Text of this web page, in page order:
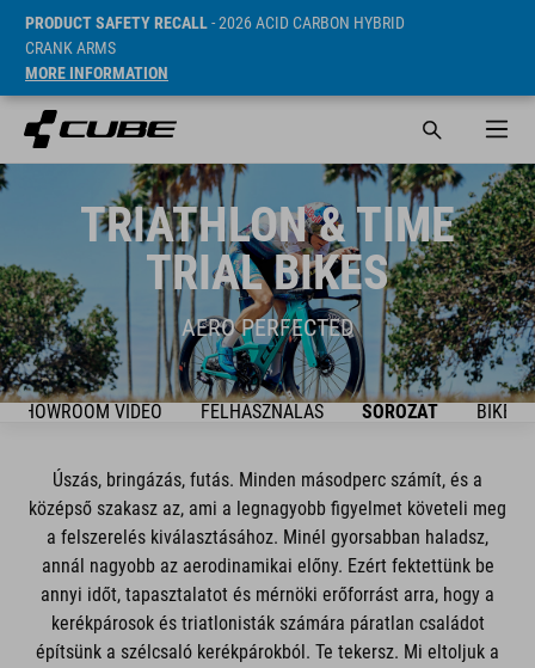
PRODUCT SAFETY RECALL- 2026 ACID CARBON HYBRID
CRANK ARMS
MORE INFORMATION
TRIATHLON & TIME
TRIAL BIKES
AERO PERFECTED
SHOWROOM VIDEO FELHASZNÁLÁS SOROZAT BIKES
Úszás, bringázás, futás. Minden másodperc számít, és a
középső szakasz az, ami a legnagyobb figyelmet követeli meg
a felszerelés kiválasztásához. Minél gyorsabban haladsz,
annál nagyobb az aerodinamikai előny. Ezért fektettünk be
annyi időt, tapasztalatot és mérnöki erőforrást arra, hogy a
kerékpárosok és triatlonisták számára páratlan családot
építsünk a szélcsaló kerékpárokból. Te tekersz. Mi eltoljuk a